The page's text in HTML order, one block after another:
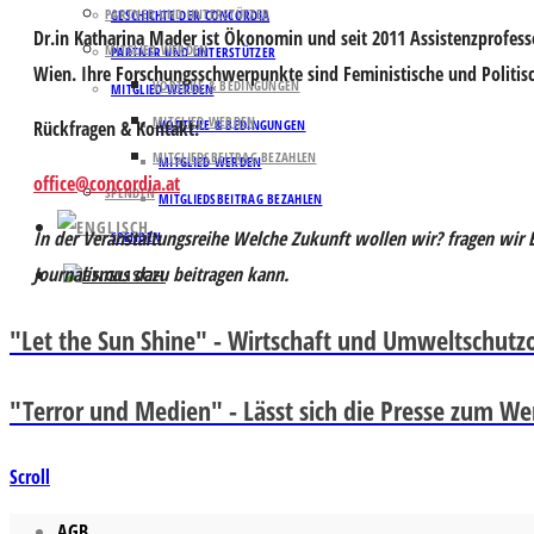
GESCHICHTE DER CONCORDIA
PARTNER UND UNTERSTÜTZER
MITGLIED WERDEN
VORTEILE & BEDINGUNGEN
MITGLIED WERDEN
MITGLIEDSBEITRAG BEZAHLEN
SPENDEN
PARTNER UND UNTERSTÜTZER
MITGLIED WERDEN
VORTEILE & BEDINGUNGEN
MITGLIED WERDEN
MITGLIEDSBEITRAG BEZAHLEN
SPENDEN
Dr.in Katharina Mader ist Ökonomin und seit 2011
Wien. Ihre Forschungsschwerpunkte sind Feministische und
Rückfragen & Kontakt:
office@concordia.at
In der VeranstaltungsreiheWelche Zukunft wollen wir?fragen wir
Journalismus dazu beitragen kann.
"Let the Sun Shine" - Wirtschaft und
"Terror und Medien" - Lässt sich die Presse zum
Scroll